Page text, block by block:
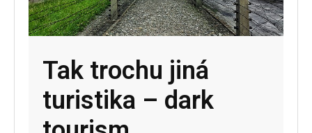
Peníze
Služby
Sport
Tak trochu jiná
turistika – dark